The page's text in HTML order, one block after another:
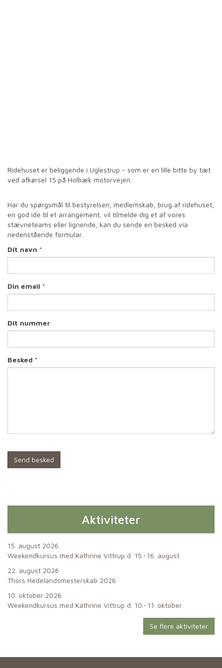
Ridehuset er beliggende i Uglestrup - som er en lille bitte by tæt
ved afkørsel 15 på Holbæk motorvejen.
Har du spørgsmål til bestyrelsen, medlemskab, brug af ridehuset,
en god idé til et arrangement, vil tilmelde dig et af vores
stævneteams eller lignende, kan du sende en besked via
nedenstående formular.
Dit navn *
Din email *
Dit nummer
Besked *
Send besked
Aktiviteter
15. august 2026
Weekendkursus med Kathrine Vittrup d. 15.-16. august
22. august 2026
Thors Hedelandsmesterskab 2026
10. oktober 2026
Weekendkursus med Kathrine Vittrup d. 10.-11. oktober
Se flere aktiviteter